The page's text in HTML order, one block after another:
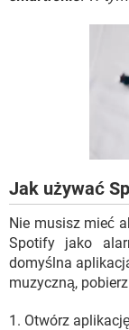
Jak używać
Nie musisz mieć
Spotify jako
domyślna
muzyczną,
1. Otwórz